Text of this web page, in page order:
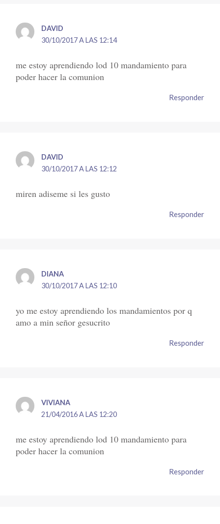
DAVID
30/10/2017 A LAS 12:14
me estoy aprendiendo lod 10 mandamiento para
poder hacer la comunion
Responder
DAVID
30/10/2017 A LAS 12:12
miren adiseme si les gusto
Responder
DIANA
30/10/2017 A LAS 12:10
yo me estoy aprendiendo los mandamientos por q
amo a min señor gesucrito
Responder
VIVIANA
21/04/2016 A LAS 12:20
me estoy aprendiendo lod 10 mandamiento para
poder hacer la comunion
Responder